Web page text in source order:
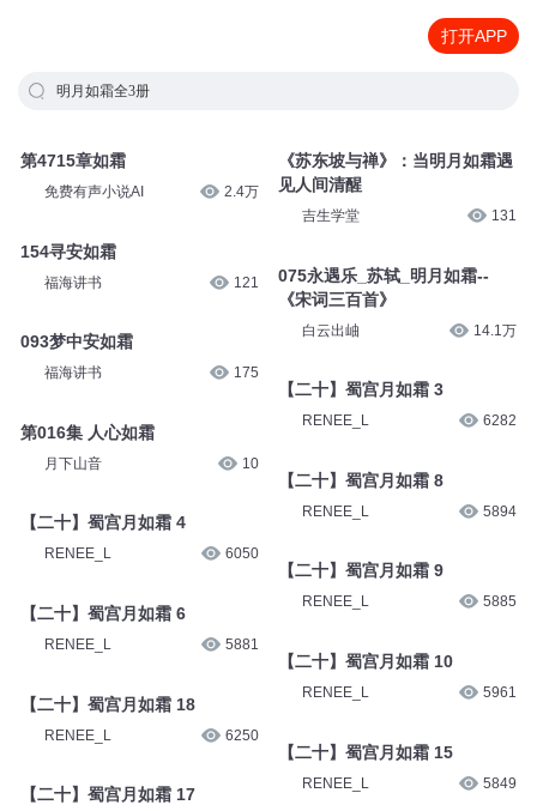
打开APP
明月如霜全3册
第4715章如霜
免费有声小说AI 2.4万
154寻安如霜
福海讲书 121
093梦中安如霜
福海讲书 175
第016集 人心如霜
月下山音 10
【二十】蜀宫月如霜 4
RENEE_L 6050
【二十】蜀宫月如霜 6
RENEE_L 5881
【二十】蜀宫月如霜 18
RENEE_L 6250
【二十】蜀宫月如霜 17
《苏东坡与禅》：当明月如霜遇
见人间清醒
吉生学堂 131
075永遇乐_苏轼_明月如霜--
《宋词三百首》
白云出岫 14.1万
【二十】蜀宫月如霜 3
RENEE_L 6282
【二十】蜀宫月如霜 8
RENEE_L 5894
【二十】蜀宫月如霜 9
RENEE_L 5885
【二十】蜀宫月如霜 10
RENEE_L 5961
【二十】蜀宫月如霜 15
RENEE_L 5849